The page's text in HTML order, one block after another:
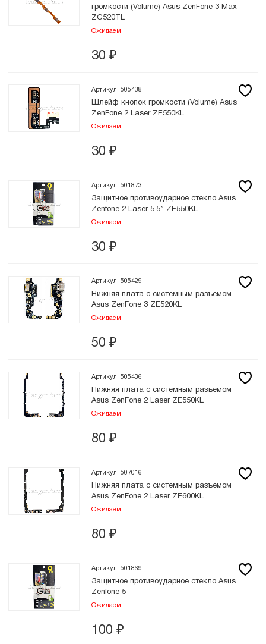
громкости (Volume) Asus ZenFone 3 Max
ZC520TL
Ожидаем
30 ₽
Артикул: 505438
Шлейф кнопок громкости (Volume) Asus
ZenFone 2 Laser ZE550KL
Ожидаем
30 ₽
Артикул: 501873
Защитное противоударное стекло Asus
Zenfone 2 Laser 5.5” ZE550KL
Ожидаем
30 ₽
Артикул: 505429
Нижняя плата с системным разъемом
Asus ZenFone 3 ZE520KL
Ожидаем
50 ₽
Артикул: 505436
Нижняя плата с системным разъемом
Asus ZenFone 2 Laser ZE550KL
Ожидаем
80 ₽
Артикул: 507016
Нижняя плата с системным разъемом
Asus ZenFone 2 Laser ZE600KL
Ожидаем
80 ₽
Артикул: 501869
Защитное противоударное стекло Asus
Zenfone 5
Ожидаем
100 ₽